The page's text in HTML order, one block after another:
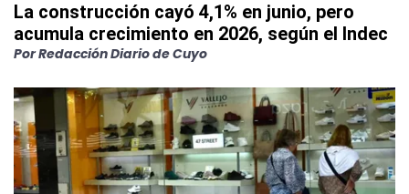
La construcción cayó 4,1% en junio, pero
acumula crecimiento en 2026, según el Indec
PorRedacción Diario de Cuyo